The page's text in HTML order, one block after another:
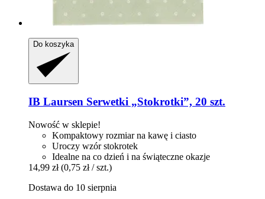
Do koszyka
IB Laursen Serwetki „Stokrotki”, 20 szt.
Nowość w sklepie!
Kompaktowy rozmiar na kawę i ciasto
Uroczy wzór stokrotek
Idealne na co dzień i na świąteczne okazje
14,99 zł (0,75 zł / szt.)
Dostawa do 10 sierpnia